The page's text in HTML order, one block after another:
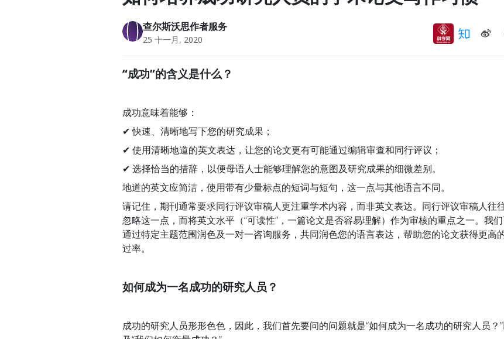
查尔斯沃思作者服务
25 十一月, 2020
“成功”的含义是什么？
成功意味着能够：
✔ 快速、清晰地写下您的研究成果；
✔ 使用清晰地道的英文表达，让您的论文更有可能通过编辑审查和同行评议；
✔ 选择恰当的措辞，以便母语人士能够理解您的意图及研究成果的细微差别。
地道的英文应简洁，使用带有少量标点的短词与短句，这一点与其他语言不同。
请记住，期刊通常要求同行评议审稿人更注重学术内容，而非英文表达。同行评议审稿人往
忽略这一点，而将英文水平（“可读性”，一篇论文是否容易理解）作为审核的重点之一。我
通过特定主题范围润色及一对一咨询服务，共同润色您的语言表达，帮助您的论文获得更高
过率。
如何成为一名成功的研究人员？
成功的研究人员形形色色，因此，我们首先要问的问题就是“如何成为一名成功的研究人员？